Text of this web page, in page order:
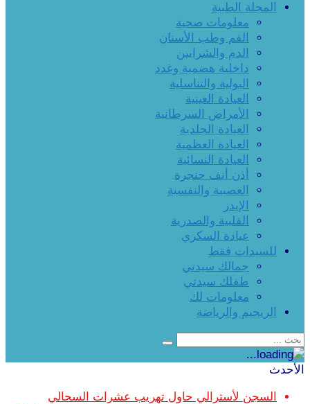
المجلة الطبية
معلومات صحية
الفم وطب الأسنان
الدم والشرايين
داخلية هضمية وغدد
البولية والتناسلية
العيادة العينية
الأمراض السرطانية
العيادة الجلدية
العيادة العظمية
العيادة النسائية
أذن أنف حنجرة
العصبية والنفسية
الإيدز
القلبية والصدرية
عيادة السكري
للسيدات فقط
جمالك سيدتي
طفلك سيدتي
معلومات لك
الريجيم والرياضة
الأحدث
السجن لأسترالي حاول تهريب عشرات السحالي